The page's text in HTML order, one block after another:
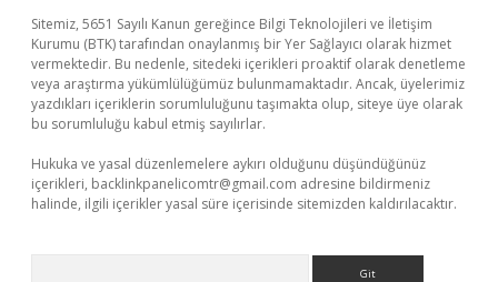
Sitemiz, 5651 Sayılı Kanun gereğince Bilgi Teknolojileri ve İletişim
Kurumu (BTK) tarafından onaylanmış bir Yer Sağlayıcı olarak hizmet
vermektedir. Bu nedenle, sitedeki içerikleri proaktif olarak denetleme
veya araştırma yükümlülüğümüz bulunmamaktadır. Ancak, üyelerimiz
yazdıkları içeriklerin sorumluluğunu taşımakta olup, siteye üye olarak
bu sorumluluğu kabul etmiş sayılırlar.
Hukuka ve yasal düzenlemelere aykırı olduğunu düşündüğünüz
içerikleri, backlinkpanelicomtr@gmail.com adresine bildirmeniz
halinde, ilgili içerikler yasal süre içerisinde sitemizden kaldırılacaktır.